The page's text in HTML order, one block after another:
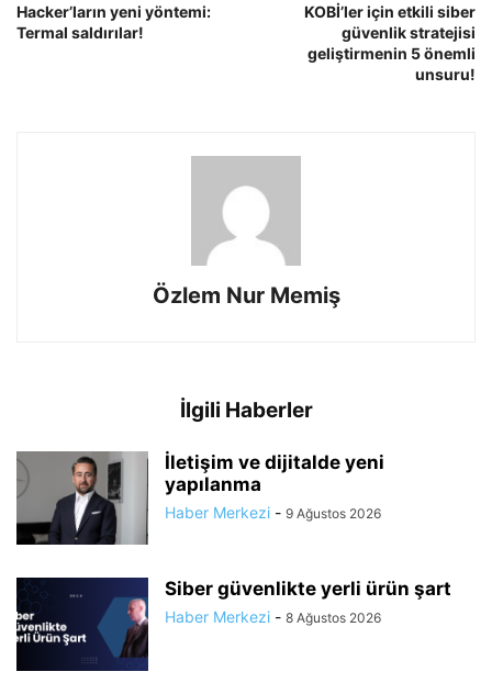
Hacker’ların yeni yöntemi:
Termal saldırılar!
KOBİ’ler için etkili siber
güvenlik stratejisi
geliştirmenin 5 önemli
unsuru!
Özlem Nur Memiş
İlgili Haberler
İletişim ve dijitalde yeni
yapılanma
Haber Merkezi - 9 Ağustos 2026
Siber güvenlikte yerli ürün şart
Haber Merkezi - 8 Ağustos 2026